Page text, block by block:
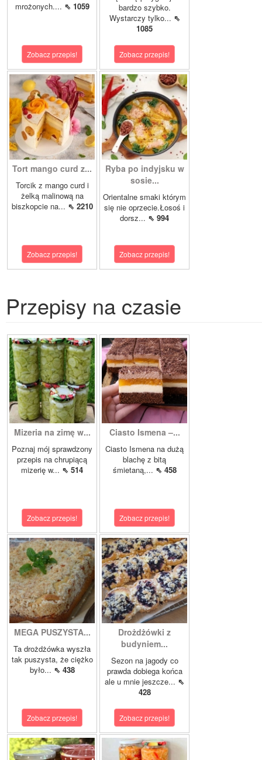
mrożonych.... ⇖ 1059
Zobacz przepis!
bardzo szybko.
Wystarczy tylko... ⇖
1085
Zobacz przepis!
Tort mango curd z...
Torcik z mango curd i
żelką malinową na
biszkopcie na... ⇖ 2210
Zobacz przepis!
Ryba po indyjsku w
sosie...
Orientalne smaki którym
się nie oprzecie.Łosoś i
dorsz... ⇖ 994
Zobacz przepis!
Przepisy na czasie
Mizeria na zimę w...
Poznaj mój sprawdzony
przepis na chrupiącą
mizerię w... ⇖ 514
Zobacz przepis!
Ciasto Ismena –...
Ciasto Ismena na dużą
blachę z bitą
śmietaną,... ⇖ 458
Zobacz przepis!
MEGA PUSZYSTA...
Ta drożdżówka wyszła
tak puszysta, że ciężko
było... ⇖ 438
Zobacz przepis!
Drożdżówki z
budyniem...
Sezon na jagody co
prawda dobiega końca
ale u mnie jeszcze... ⇖
428
Zobacz przepis!